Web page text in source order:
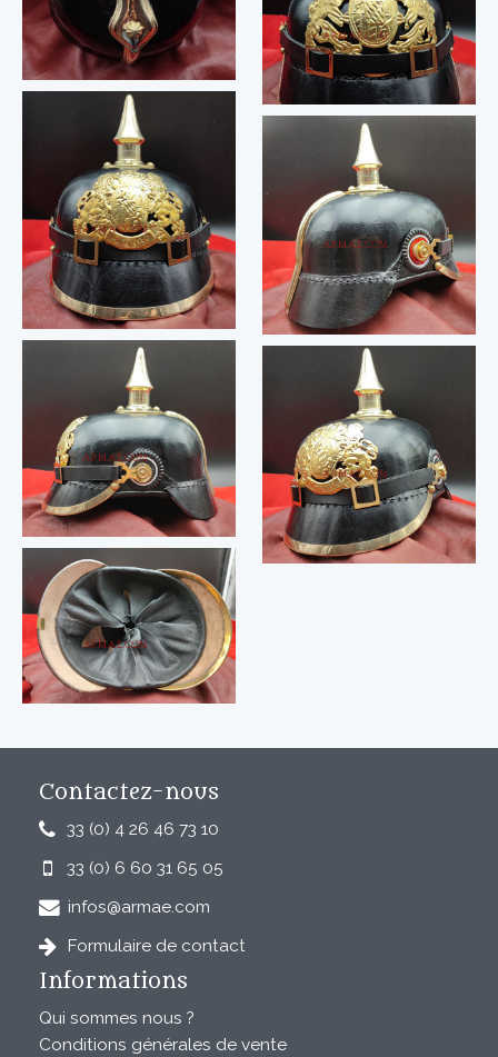
Contactez-nous
33 (0) 4 26 46 73 10
33 (0) 6 60 31 65 05
infos@armae.com
Formulaire de contact
Informations
Qui sommes nous ?
Conditions générales de vente